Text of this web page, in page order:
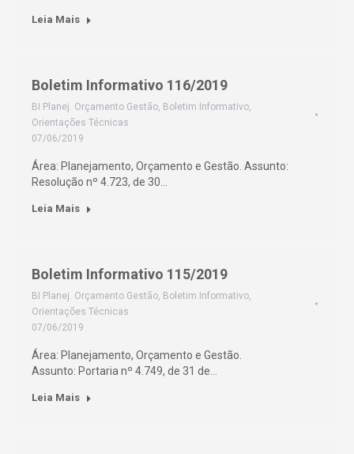
Leia Mais
Boletim Informativo 116/2019
BI Planej. Orçamento Gestão, Boletim Informativo,
Orientações Técnicas
07/06/2019
Área: Planejamento, Orçamento e Gestão. Assunto:
Resolução nº 4.723, de 30…
Leia Mais
Boletim Informativo 115/2019
BI Planej. Orçamento Gestão, Boletim Informativo,
Orientações Técnicas
07/06/2019
Área: Planejamento, Orçamento e Gestão.
Assunto: Portaria nº 4.749, de 31 de…
Leia Mais